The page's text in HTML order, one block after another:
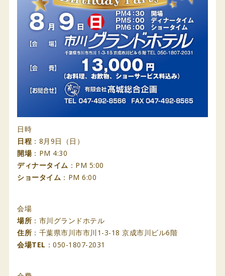
日時
日程 ：8月9日（日）
開場：PM 4:30
ディナータイム ：PM 5:00
ショータイム ：PM 6:00
会場
場所 ：市川グランドホテル
住所 ：千葉県市川市市川1-3-18 京成市川ビル6階
会場TEL ：050-1807-2031